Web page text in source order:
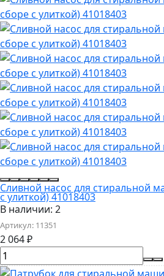
Сливной насос для стиральной
с улиткой) 41018403
В наличии: 2
Артикул: 11351
2 064₽